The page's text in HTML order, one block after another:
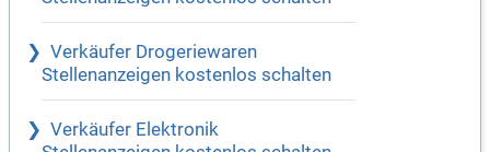
Verkäufer Drogeriewaren
Stellenanzeigen kostenlos schalten
Verkäufer Elektronik